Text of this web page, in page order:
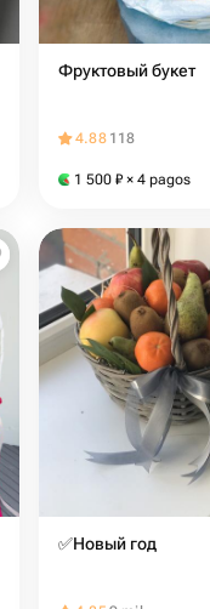
Фруктовый букет
4.88 118
1 500 ₽ × 4 pagos
✅Новый год